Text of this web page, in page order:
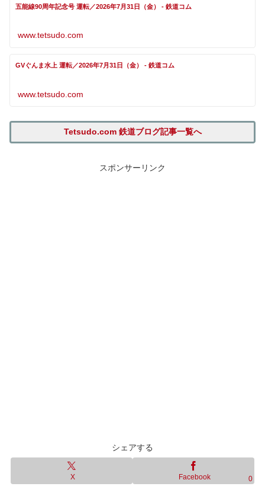
五能線90周年記念号 運転／2026年7月31日（金） - 鉄道コム
www.tetsudo.com
GVぐんま水上 運転／2026年7月31日（金） - 鉄道コム
www.tetsudo.com
Tetsudo.com 鉄道ブログ記事一覧へ
スポンサーリンク
シェアする
X Facebook 0